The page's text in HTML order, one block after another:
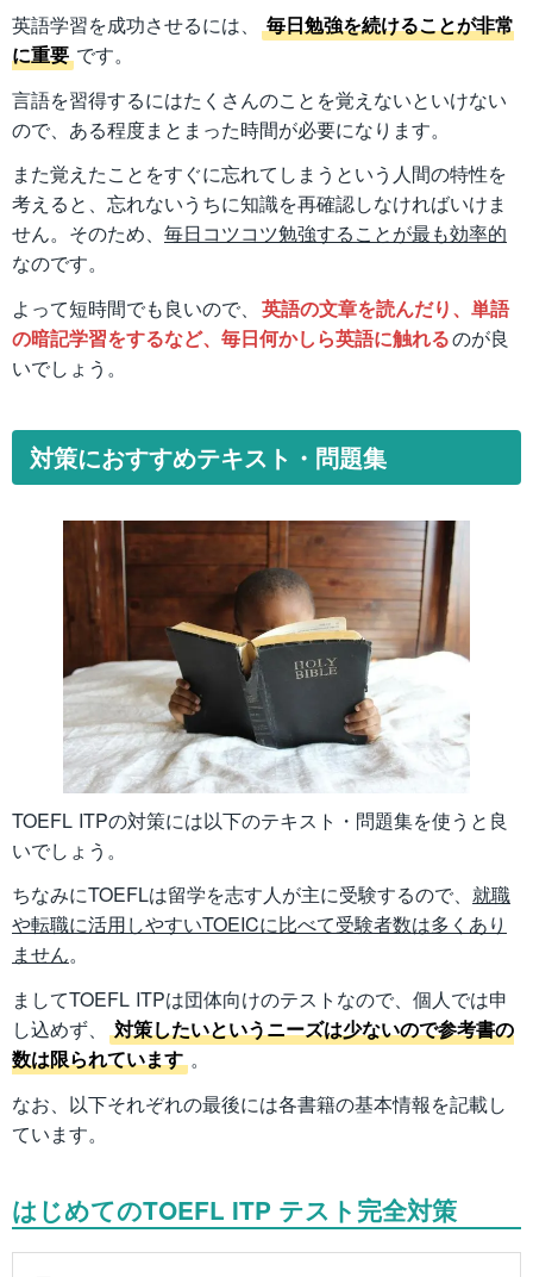
英語学習を成功させるには、
毎日勉強を続けることが非常
に重要 です。
言語を習得するにはたくさんのことを覚えないといけない
ので、ある程度まとまった時間が必要になります。
また覚えたことをすぐに忘れてしまうという人間の特性を
考えると、忘れないうちに知識を再確認しなければいけま
せん。そのため、 毎日コツコツ勉強することが最も効率的
なのです。
よって短時間でも良いので、 英語の文章を読んだり、単語
の暗記学習をするなど、毎日何かしら英語に触れるのが良
いでしょう。
対策におすすめテキスト・問題集
TOEFL ITPの対策には以下のテキスト・問題集を使うと良
いでしょう。
ちなみにTOEFLは留学を志す人が主に受験するので、 就職
や転職に活用しやすいTOEICに比べて受験者数は多くあり
ません。
ましてTOEFL ITPは団体向けのテストなので、個人では申
し込めず、
対策したいというニーズは少ないので参考書の
数は限られています 。
なお、以下それぞれの最後には各書籍の基本情報を記載し
ています。
はじめてのTOEFL ITP テスト完全対策